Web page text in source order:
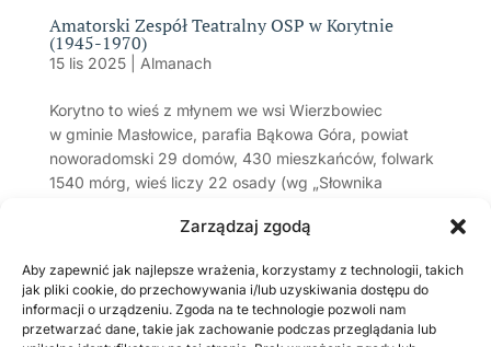
Zarządzaj zgodą
Aby zapewnić jak najlepsze wrażenia, korzystamy z technologii, takich
jak pliki cookie, do przechowywania i/lub uzyskiwania dostępu do
informacji o urządzeniu. Zgoda na te technologie pozwoli nam
przetwarzać dane, takie jak zachowanie podczas przeglądania lub
Amatorski Zespół Teatralny OSP w Korytnie
(1945-1970)
15 lis 2025| Almanach
Korytno to wieś z młynem we wsi Wierzbowiec
w gminie Masłowice, parafia Bąkowa Góra, powiat
noworadomski 29 domów, 430 mieszkańców, folwark
1540 mórg, wieś liczy 22 osady (wg „Słownika
Strona 1 z
11
1 2 3 4 5 ... 10 ... » Ostatnia »
Ostatnio dodane